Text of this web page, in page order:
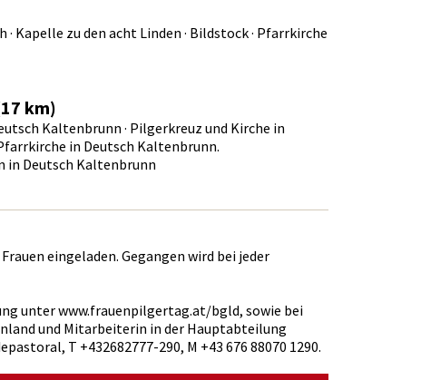
Kapelle zu den acht Linden · Bildstock · Pfarrkirche
km)
Kaltenbrunn · Pilgerkreuz und Kirche in
in Deutsch Kaltenbrunn.
in Deutsch Kaltenbrunn
eingeladen. Gegangen wird bei jeder
unter www.frauenpilgertag.at/bgld, sowie bei
und Mitarbeiterin in der Hauptabteilung
T +432682777-290, M +43 676 88070 1290.